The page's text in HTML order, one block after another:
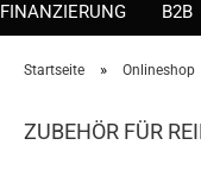
FINANZIERUNG B2B
Startseite » Onlineshop
ZUBEHÖR FÜR